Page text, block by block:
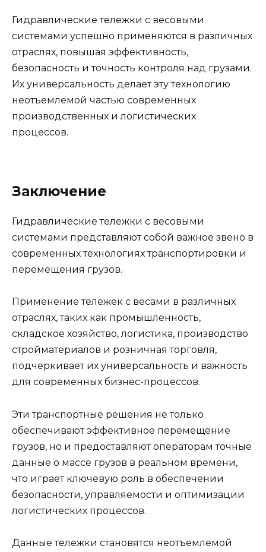
Гидравлические тележки с весовыми
системами успешно применяются в различных
отраслях, повышая эффективность,
безопасность и точность контроля над грузами.
Их универсальность делает эту технологию
неотъемлемой частью современных
производственных и логистических
процессов.
Заключение
Гидравлические тележки с весовыми
системами представляют собой важное звено в
современных технологиях транспортировки и
перемещения грузов.
Применение тележек с весами в различных
отраслях, таких как промышленность,
складское хозяйство, логистика, производство
стройматериалов и розничная торговля,
подчеркивает их универсальность и важность
для современных бизнес-процессов.
Эти транспортные решения не только
обеспечивают эффективное перемещение
грузов, но и предоставляют операторам точные
данные о массе грузов в реальном времени,
что играет ключевую роль в обеспечении
безопасности, управляемости и оптимизации
логистических процессов.
Данные тележки становятся неотъемлемой